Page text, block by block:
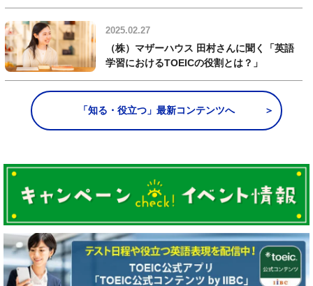
2025.02.27
（株）マザーハウス 田村さんに聞く「英語
学習におけるTOEICの役割とは？」
「知る・役立つ」最新コンテンツへ